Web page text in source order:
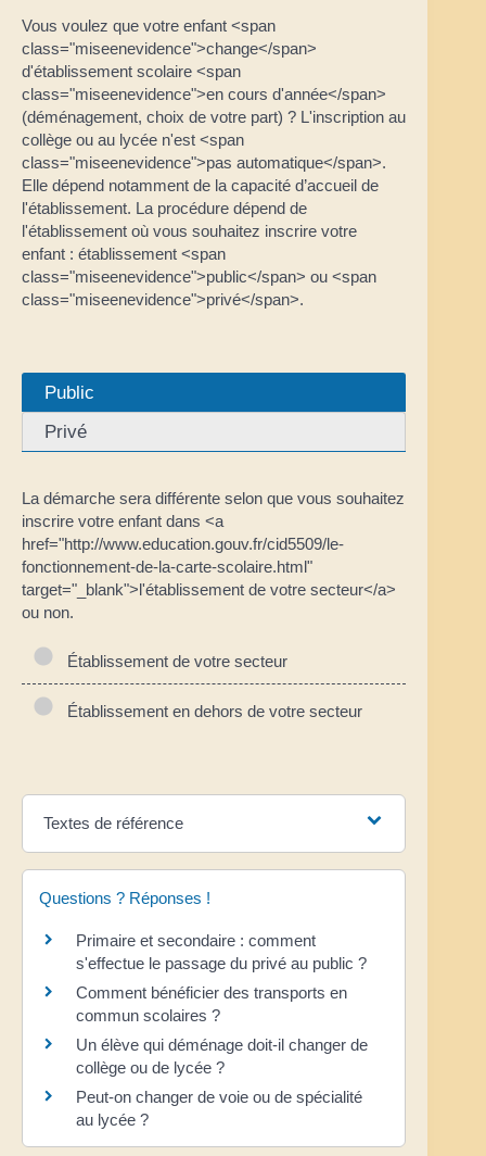
Vous voulez que votre enfant <span
class="miseenevidence">change</span>
d'établissement scolaire <span
class="miseenevidence">en cours d'année</span>
(déménagement, choix de votre part) ? L'inscription au
collège ou au lycée n'est <span
class="miseenevidence">pas automatique</span>.
Elle dépend notamment de la capacité d’accueil de
l'établissement. La procédure dépend de
l'établissement où vous souhaitez inscrire votre
enfant : établissement <span
class="miseenevidence">public</span> ou <span
class="miseenevidence">privé</span>.
Public
Privé
La démarche sera différente selon que vous souhaitez
inscrire votre enfant dans <a
href="http://www.education.gouv.fr/cid5509/le-
fonctionnement-de-la-carte-scolaire.html"
target="_blank">l'établissement de votre secteur</a>
ou non.
Établissement de votre secteur
Établissement en dehors de votre secteur
Textes de référence
Questions ? Réponses !
Primaire et secondaire : comment
s'effectue le passage du privé au public ?
Comment bénéficier des transports en
commun scolaires ?
Un élève qui déménage doit-il changer de
collège ou de lycée ?
Peut-on changer de voie ou de spécialité
au lycée ?